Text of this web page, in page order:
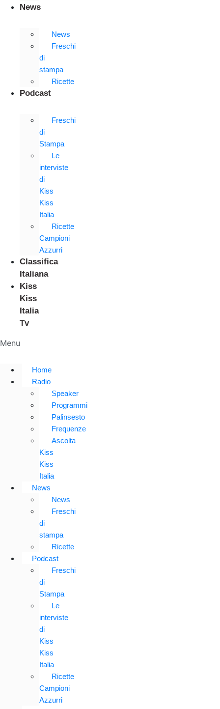
News
News
Freschi
di
stampa
Ricette
Podcast
Freschi
di
Stampa
Le
interviste
di
Kiss
Kiss
Italia
Ricette
Campioni
Azzurri
Classifica
Italiana
Kiss
Kiss
Italia
Tv
Menu
Home
Radio
Speaker
Programmi
Palinsesto
Frequenze
Ascolta
Kiss
Kiss
Italia
News
News
Freschi
di
stampa
Ricette
Podcast
Freschi
di
Stampa
Le
interviste
di
Kiss
Kiss
Italia
Ricette
Campioni
Azzurri